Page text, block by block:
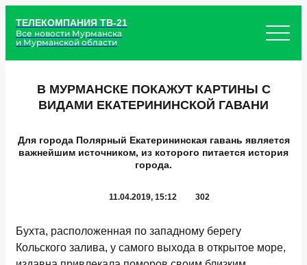
ТЕЛЕКОМПАНИЯ ТВ-21
Все новости Мурманска
и Мурманской области
В МУРМАНСКЕ ПОКАЖУТ КАРТИНЫ С
ВИДАМИ ЕКАТЕРИНИНСКОЙ ГАВАНИ
Для города Полярный Екатерининская гавань является
важнейшим источником, из которого питается история
города.
11.04.2019, 15:12 302
Бухта, расположенная по западному берегу
Кольского залива, у самого выхода в открытое море,